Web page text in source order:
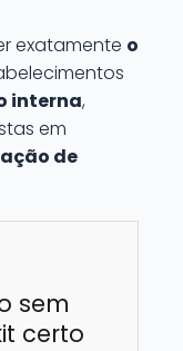
exatamente o
interna,
em
de
sem
certo